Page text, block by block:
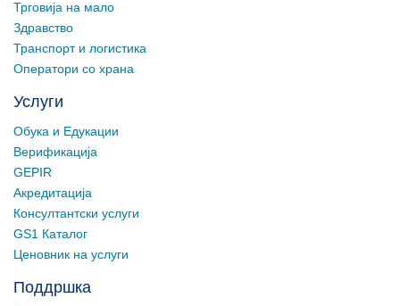
Трговија на мало
Здравство
Транспорт и логистика
Оператори со храна
Услуги
Обука и Едукации
Верификација
GEPIR
Акредитација
Консултантски услуги
GS1 Каталог
Ценовник на услуги
Поддршка